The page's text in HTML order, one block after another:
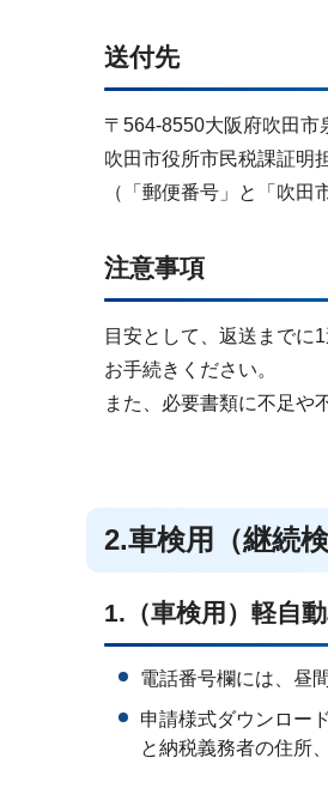
送付先
〒564-8550大阪府吹田市
吹田市役所市民税課証明
（「郵便番号」と「吹
注意事項
目安として、返送までに
お手続きください。
また、必要書類に不足や
2.車検用（継続
1.（車検用）軽自
電話番号欄には、昼
申請様式ダウンロー
と納税義務者の住所